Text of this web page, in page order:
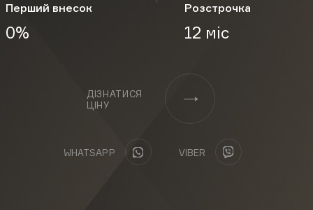
En
Перший внесок
0%
Розстрочка
12 міс
ДІЗНАТИСЯ
ЦІНУ
WHATSAPP VIBER